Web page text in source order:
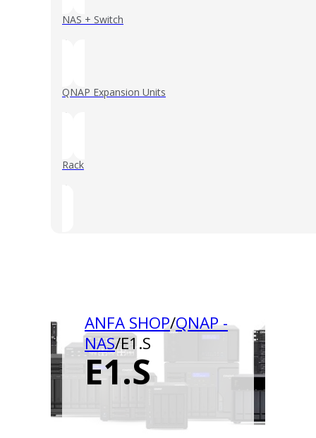
NAS + Switch
()
QNAP Expansion Units
()
Rack
()
ANFA SHOP/QNAP -
NAS/E1.S
E1.S